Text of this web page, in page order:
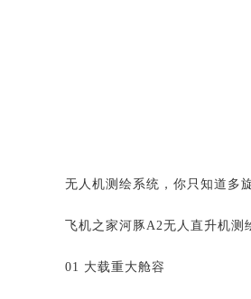
无人机测绘系统，你只知道多
飞机之家河豚A2无人直升机测
01 大载重大舱容